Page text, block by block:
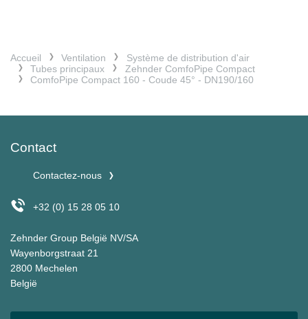
Accueil Ventilation
Système de distribution d'air
Tubes principaux
Zehnder ComfoPipe Compact
ComfoPipe Compact 160 - Coude 45° - DN190/160
Contact
Contactez-nous
+32 (0) 15 28 05 10
Zehnder Group België NV/SA
Wayenborgstraat 21
2800 Mechelen
België